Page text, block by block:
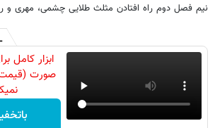
نیم فصل دوم راه افتادن مثلث طلایی چشمی، مهری و
ابزار کامل
صورت (قیمت